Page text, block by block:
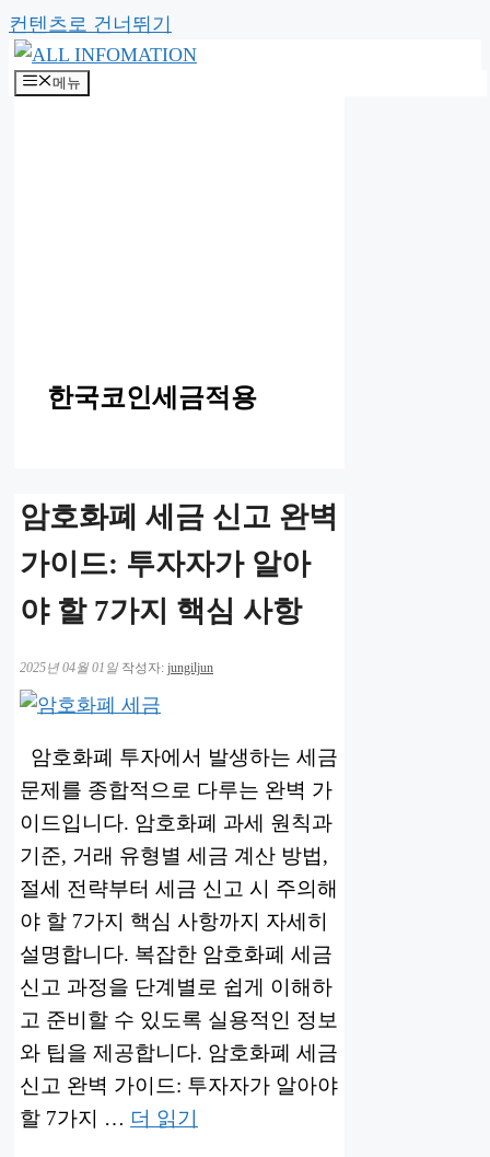
컨텐츠로 건너뛰기
메뉴
한국코인세금적용
암호화폐 세금 신고 완벽
가이드: 투자자가 알아
야 할 7가지 핵심 사항
2025년 04월 01일 작성자: jungiljun
암호화폐 투자에서 발생하는 세금
문제를 종합적으로 다루는 완벽 가
이드입니다. 암호화폐 과세 원칙과
기준, 거래 유형별 세금 계산 방법,
절세 전략부터 세금 신고 시 주의해
야 할 7가지 핵심 사항까지 자세히
설명합니다. 복잡한 암호화폐 세금
신고 과정을 단계별로 쉽게 이해하
고 준비할 수 있도록 실용적인 정보
와 팁을 제공합니다. 암호화폐 세금
신고 완벽 가이드: 투자자가 알아야
할 7가지 … 더 읽기